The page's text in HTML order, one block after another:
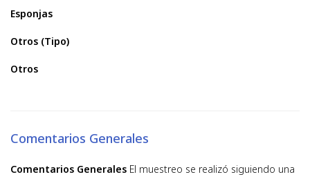
Esponjas
Otros (Tipo)
Otros
Comentarios Generales
Comentarios Generales El muestreo se realizó siguiendo una